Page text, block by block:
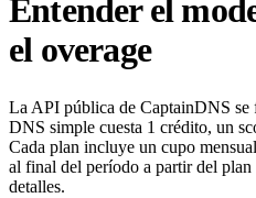
Entender el
el overage
La API pública de CaptainDNS
DNS simple cuesta 1 crédito, un
Cada plan incluye un cupo
al final del período a partir del
detalles.